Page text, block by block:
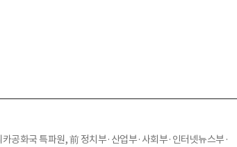
공화국 특파원, 前 정치부·산업부·사회부·인터넷뉴스부·